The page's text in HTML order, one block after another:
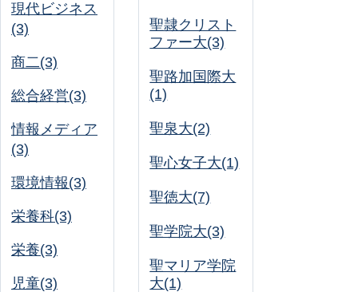
現代ビジネス
(3)
商二(3)
総合経営(3)
情報メディア
(3)
環境情報(3)
栄養科(3)
栄養(3)
児童(3)
聖隷クリスト
ファー大(3)
聖路加国際大
(1)
聖泉大(2)
聖心女子大(1)
聖徳大(7)
聖学院大(3)
聖マリア学院
大(1)